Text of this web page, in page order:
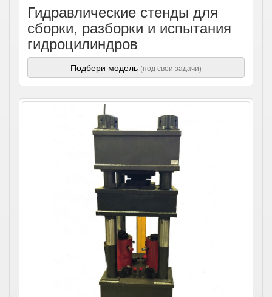
Гидравлические стенды для
сборки, разборки и испытания
гидроцилиндров
Подбери модель (под свои задачи)